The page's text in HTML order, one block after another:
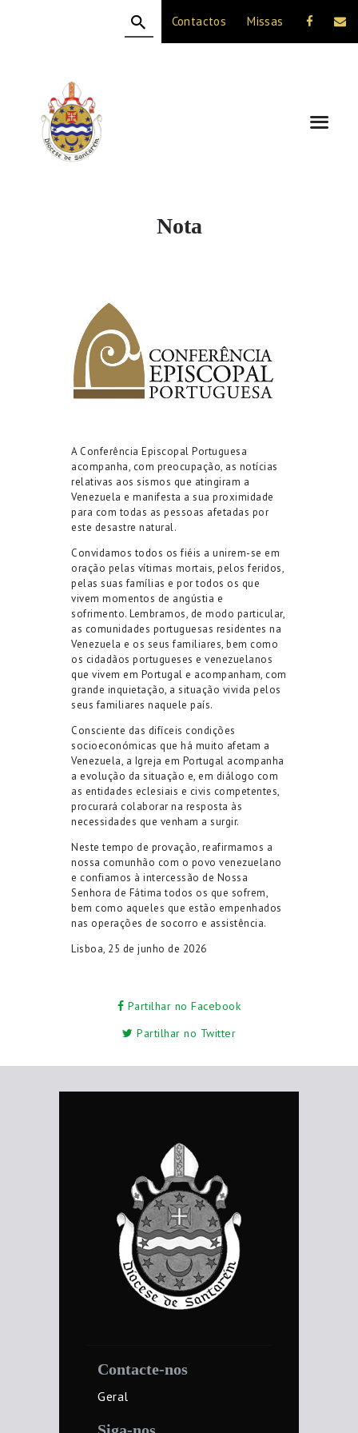
Contactos Missas
Nota
A DIOCESE
CELEBRAÇÃO
VIDA CRISTÃ
NOTÍCIAS
A Conferência Episcopal Portuguesa
acompanha, com preocupação, as notícias
relativas aos sismos que atingiram a
Venezuela e manifesta a sua proximidade
para com todas as pessoas afetadas por
este desastre natural.
Convidamos todos os fiéis a unirem-se em
oração pelas vítimas mortais, pelos feridos,
pelas suas famílias e por todos os que
vivem momentos de angústia e
sofrimento. Lembramos, de modo particular,
as comunidades portuguesas residentes na
Venezuela e os seus familiares, bem como
os cidadãos portugueses e venezuelanos
que vivem em Portugal e acompanham, com
grande inquietação, a situação vivida pelos
seus familiares naquele país.
Consciente das difíceis condições
socioeconómicas que há muito afetam a
Venezuela, a Igreja em Portugal acompanha
a evolução da situação e, em diálogo com
as entidades eclesiais e civis competentes,
procurará colaborar na resposta às
necessidades que venham a surgir.
Neste tempo de provação, reafirmamos a
nossa comunhão com o povo venezuelano
e confiamos à intercessão de Nossa
Senhora de Fátima todos os que sofrem,
bem como aqueles que estão empenhados
nas operações de socorro e assistência.
Lisboa, 25 de junho de 2026
Partilhar no Facebook
Partilhar no Twitter
Contacte-nos
Geral